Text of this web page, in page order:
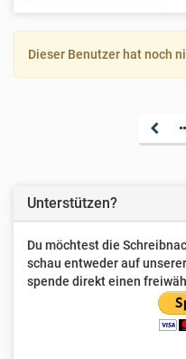
Dieser Benutzer hat noch
Unterstützen?
Du möchtest die
schau entweder auf unserer
spende direkt einen